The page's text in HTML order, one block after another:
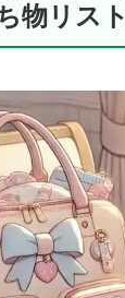
物リスト